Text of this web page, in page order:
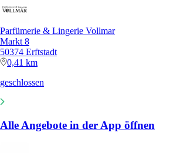
Parfümerie & Lingerie Vollmar
Markt 8
50374 Erftstadt
0,41 km
geschlossen
Alle Angebote in der App öffnen